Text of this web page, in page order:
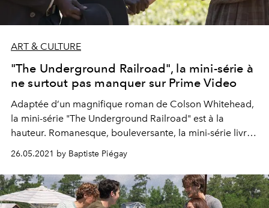
ART & CULTURE
"The Underground Railroad", la mini-série à
ne surtout pas manquer sur Prime Video
Adaptée d’un magnifique roman de Colson Whitehead,
la mini-série "The Underground Railroad" est à la
hauteur. Romanesque, bouleversante, la mini-série livre
une vision terriblement juste de l’esclavage.
26.05.2021 by Baptiste Piégay